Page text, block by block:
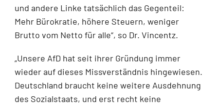
und andere Linke tatsächlich das Gegenteil:
Mehr Bürokratie, höhere Steuern, weniger
Brutto vom Netto für alle“, so Dr. Vincentz.
„Unsere AfD hat seit ihrer Gründung immer
wieder auf dieses Missverständnis hingewiesen.
Deutschland braucht keine weitere Ausdehnung
des Sozialstaats, und erst recht keine